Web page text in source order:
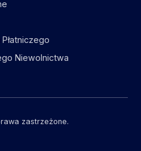
Niewolnictwa
zastrzeżone.